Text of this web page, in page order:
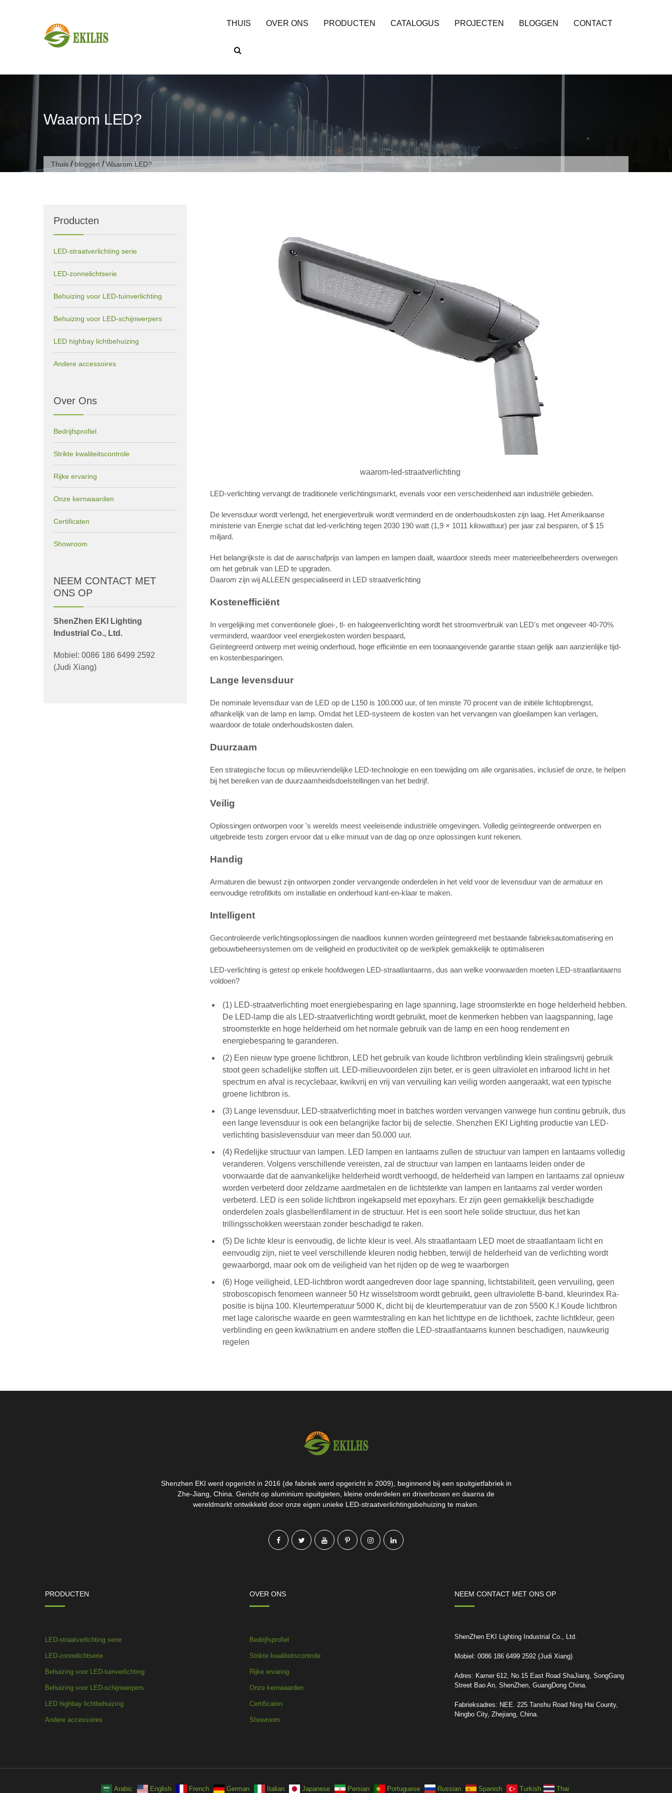
THUIS OVER ONS PRODUCTEN CATALOGUS PROJECTEN BLOGGEN CONTACT
Waarom LED?
Thuis /bloggen/Waarom LED?
waarom-led-straatverlichting
LED-verlichting vervangt de traditionele verlichtingsmarkt, evenals voor een verscheidenheid aan industriële gebieden.
De levensduur wordt verlengd, het energieverbruik wordt verminderd en de onderhoudskosten zijn laag. Het Amerikaanse
ministerie van Energie schat dat led-verlichting tegen 2030 190 watt (1,9 × 1011 kilowattuur) per jaar zal besparen, of $ 15
miljard.
Het belangrijkste is dat de aanschafprijs van lampen en lampen daalt, waardoor steeds meer materieelbeheerders overwegen
om het gebruik van LED te upgraden.
Daarom zijn wij ALLEEN gespecialiseerd in LED straatverlichting
Kostenefficiënt
In vergelijking met conventionele gloei-, tl- en halogeenverlichting wordt het stroomverbruik van LED's met ongeveer 40-70%
verminderd, waardoor veel energiekosten worden bespaard,
Geïntegreerd ontwerp met weinig onderhoud, hoge efficiëntie en een toonaangevende garantie staan gelijk aan aanzienlijke tijd-
en kostenbesparingen.
Lange levensduur
De nominale levensduur van de LED op de L150 is 100.000 uur, of ten minste 70 procent van de initiële lichtopbrengst,
afhankelijk van de lamp en lamp. Omdat het LED-systeem de kosten van het vervangen van gloeilampen kan verlagen,
waardoor de totale onderhoudskosten dalen.
Duurzaam
Een strategische focus op milieuvriendelijke LED-technologie en een toewijding om alle organisaties, inclusief de onze, te helpen
bij het bereiken van de duurzaamheidsdoelstellingen van het bedrijf.
Veilig
Oplossingen ontworpen voor 's werelds meest veeleisende industriële omgevingen. Volledig geïntegreerde ontwerpen en
uitgebreide tests zorgen ervoor dat u elke minuut van de dag op onze oplossingen kunt rekenen.
Handig
Armaturen die bewust zijn ontworpen zonder vervangende onderdelen in het veld voor de levensduur van de armatuur en
eenvoudige retrofitkits om installatie en onderhoud kant-en-klaar te maken.
Intelligent
Gecontroleerde verlichtingsoplossingen die naadloos kunnen worden geïntegreerd met bestaande fabrieksautomatisering en
gebouwbeheersystemen om de veiligheid en productiviteit op de werkplek gemakkelijk te optimaliseren
LED-verlichting is getest op enkele hoofdwegen LED-straatlantaarns, dus aan welke voorwaarden moeten LED-straatlantaarns
voldoen?
(1) LED-straatverlichting moet energiebesparing en lage spanning, lage stroomsterkte en hoge helderheid hebben.
De LED-lamp die als LED-straatverlichting wordt gebruikt, moet de kenmerken hebben van laagspanning, lage
stroomsterkte en hoge helderheid om het normale gebruik van de lamp en een hoog rendement en
energiebesparing te garanderen.
(2) Een nieuw type groene lichtbron, LED het gebruik van koude lichtbron verblinding klein stralingsvrij gebruik
stoot geen schadelijke stoffen uit. LED-milieuvoordelen zijn beter, er is geen ultraviolet en infrarood licht in het
spectrum en afval is recyclebaar, kwikvrij en vrij van vervuiling kan veilig worden aangeraakt, wat een typische
groene lichtbron is.
(3) Lange levensduur, LED-straatverlichting moet in batches worden vervangen vanwege hun continu gebruik, dus
een lange levensduur is ook een belangrijke factor bij de selectie. Shenzhen EKI Lighting productie van LED-
verlichting basislevensduur van meer dan 50.000 uur.
(4) Redelijke structuur van lampen. LED lampen en lantaarns zullen de structuur van lampen en lantaarns volledig
veranderen. Volgens verschillende vereisten, zal de structuur van lampen en lantaarns leiden onder de
voorwaarde dat de aanvankelijke helderheid wordt verhoogd, de helderheid van lampen en lantaarns zal opnieuw
worden verbeterd door zeldzame aardmetalen en de lichtsterkte van lampen en lantaarns zal verder worden
verbeterd. LED is een solide lichtbron ingekapseld met epoxyhars. Er zijn geen gemakkelijk beschadigde
onderdelen zoals glasbellenfilament in de structuur. Het is een soort hele solide structuur, dus het kan
trillingsschokken weerstaan zonder beschadigd te raken.
(5) De lichte kleur is eenvoudig, de lichte kleur is veel. Als straatlantaarn LED moet de straatlantaarn licht en
eenvoudig zijn, niet te veel verschillende kleuren nodig hebben, terwijl de helderheid van de verlichting wordt
gewaarborgd, maar ook om de veiligheid van het rijden op de weg te waarborgen
(6) Hoge veiligheid, LED-lichtbron wordt aangedreven door lage spanning, lichtstabiliteit, geen vervuiling, geen
stroboscopisch fenomeen wanneer 50 Hz wisselstroom wordt gebruikt, geen ultraviolette B-band, kleurindex Ra-
positie is bijna 100. Kleurtemperatuur 5000 K, dicht bij de kleurtemperatuur van de zon 5500 K.! Koude lichtbron
met lage calorische waarde en geen warmtestraling en kan het lichttype en de lichthoek, zachte lichtkleur, geen
verblinding en geen kwiknatrium en andere stoffen die LED-straatlantaarns kunnen beschadigen, nauwkeurig
regelen
Producten
LED-straatverlichting serie
LED-zonnelichtserie
Behuizing voor LED-tuinverlichting
Behuizing voor LED-schijnwerpers
LED highbay lichtbehuizing
Andere accessoires
Over Ons
Bedrijfsprofiel
Strikte kwaliteitscontrole
Rijke ervaring
Onze kernwaarden
Certificaten
Showroom
NEEM CONTACT MET
ONS OP
ShenZhen EKI Lighting
Industrial Co., Ltd.
Mobiel: 0086 186 6499 2592
(Judi Xiang)
Shenzhen EKI werd opgericht in 2016 (de fabriek werd opgericht in 2009), beginnend bij een spuitgietfabriek in
Zhe-Jiang, China. Gericht op aluminium spuitgieten, kleine onderdelen en driverboxen en daarna de
wereldmarkt ontwikkeld door onze eigen unieke LED-straatverlichtingsbehuizing te maken.
PRODUCTEN
LED-straatverlichting serie
LED-zonnelichtserie
Behuizing voor LED-tuinverlichting
Behuizing voor LED-schijnwerpers
LED highbay lichtbehuizing
Andere accessoires
OVER ONS
Bedrijfsprofiel
Strikte kwaliteitscontrole
Rijke ervaring
Onze kernwaarden
Certificaten
Showroom
NEEM CONTACT MET ONS OP
ShenZhen EKI Lighting Industrial Co., Ltd.
Mobiel: 0086 186 6499 2592 (Judi Xiang)
Adres: Kamer 612, No.15 East Road ShaJiang, SongGang
Street Bao An, ShenZhen, GuangDong China.
Fabrieksadres: NEE. 225 Tanshu Road Ning Hai County,
Ningbo City, Zhejiang, China.
Arabic English French German Italian Japanese Persian Portuguese Russian Spanish Turkish Thai